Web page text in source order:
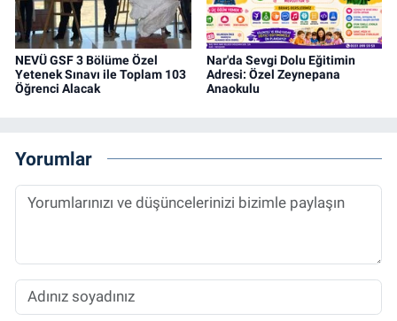
NEVÜ GSF 3 Bölüme Özel
Yetenek Sınavı ile Toplam 103
Öğrenci Alacak
Nar'da Sevgi Dolu Eğitimin
Adresi: Özel Zeynepana
Anaokulu
Yorumlar